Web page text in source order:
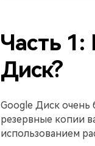
Часть 1:
Диск?
Google Диск очень
резервные копии
использованием